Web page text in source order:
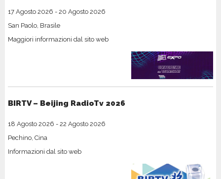
17 Agosto 2026 - 20 Agosto 2026
San Paolo, Brasile
Maggiori informazioni dal sito web
BIRTV – Beijing RadioTv 2026
18 Agosto 2026 - 22 Agosto 2026
Pechino, Cina
Informazioni dal sito web